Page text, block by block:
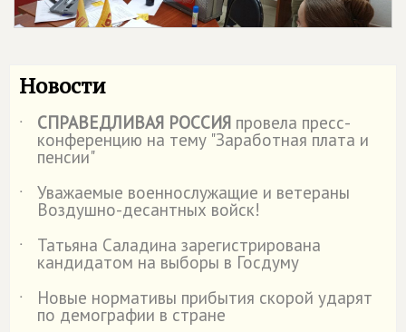
Новости
˙ СПРАВЕДЛИВАЯ РОССИЯ провела пресс-
конференцию на тему "Заработная плата и
пенсии"
˙
Уважаемые военнослужащие и ветераны
Воздушно-десантных войск!
˙
Татьяна Саладина зарегистрирована
кандидатом на выборы в Госдуму
˙
Новые нормативы прибытия скорой ударят
по демографии в стране